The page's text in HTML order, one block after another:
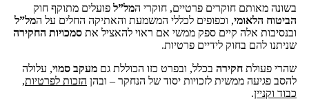
בשונה מאותם חוקרים פרטיים, חוקרי המל”ל פועלים מתוקף חוק
הביטוח הלאומי, וכפופים לכללי המשמעת והאתיקה החלים על המל”ל
ובנסיבות אלה קיים ספק ממשי אם ראוי להאציל את סמכויות החקירה
שניתנו להם בחוק לידיים פרטיות.
שהרי פעולת חקירה בכלל, ובפרט כזו הכוללת גם מעקב סמוי, עלולה
להסב פגיעה ממשית לזכויות יסוד של הנחקר – ובהן הזכות לפרטיות,
כבוד וקניין.